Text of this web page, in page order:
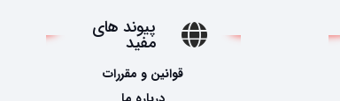
پیوند های
مفید
قوانین و مقررات